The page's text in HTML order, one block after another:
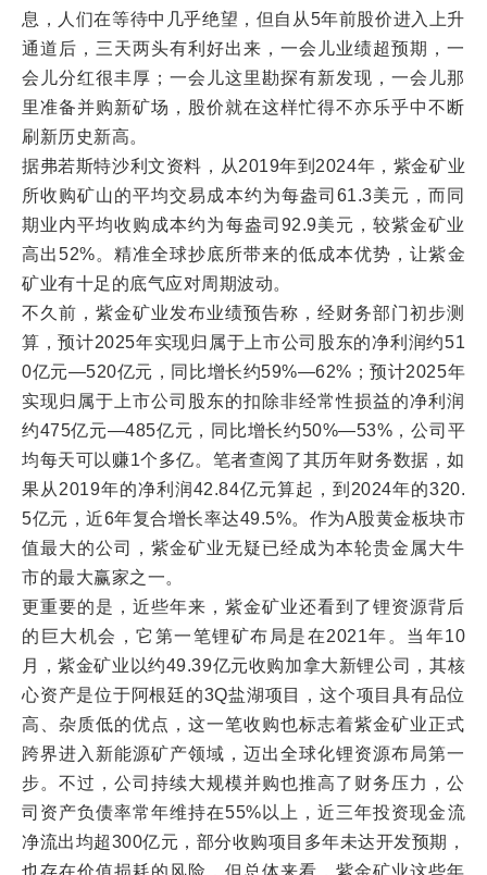
息，人们在等待中几乎绝望，但自从5年前股价进入上升
通道后，三天两头有利好出来，一会儿业绩超预期，一
会儿分红很丰厚；一会儿这里勘探有新发现，一会儿那
里准备并购新矿场，股价就在这样忙得不亦乐乎中不断
刷新历史新高。
据弗若斯特沙利文资料，从2019年到2024年，紫金矿业
所收购矿山的平均交易成本约为每盎司61.3美元，而同
期业内平均收购成本约为每盎司92.9美元，较紫金矿业
高出52%。精准全球抄底所带来的低成本优势，让紫金
矿业有十足的底气应对周期波动。
不久前，紫金矿业发布业绩预告称，经财务部门初步测
算，预计2025年实现归属于上市公司股东的净利润约51
0亿元—520亿元，同比增长约59%—62%；预计2025年
实现归属于上市公司股东的扣除非经常性损益的净利润
约475亿元—485亿元，同比增长约50%—53%，公司平
均每天可以赚1个多亿。笔者查阅了其历年财务数据，如
果从2019年的净利润42.84亿元算起，到2024年的320.
5亿元，近6年复合增长率达49.5%。作为A股黄金板块市
值最大的公司，紫金矿业无疑已经成为本轮贵金属大牛
市的最大赢家之一。
更重要的是，近些年来，紫金矿业还看到了锂资源背后
的巨大机会，它第一笔锂矿布局是在2021年。当年10
月，紫金矿业以约49.39亿元收购加拿大新锂公司，其核
心资产是位于阿根廷的3Q盐湖项目，这个项目具有品位
高、杂质低的优点，这一笔收购也标志着紫金矿业正式
跨界进入新能源矿产领域，迈出全球化锂资源布局第一
步。不过，公司持续大规模并购也推高了财务压力，公
司资产负债率常年维持在55%以上，近三年投资现金流
净流出均超300亿元，部分收购项目多年未达开发预期，
也存在价值损耗的风险，但总体来看，紫金矿业这些年